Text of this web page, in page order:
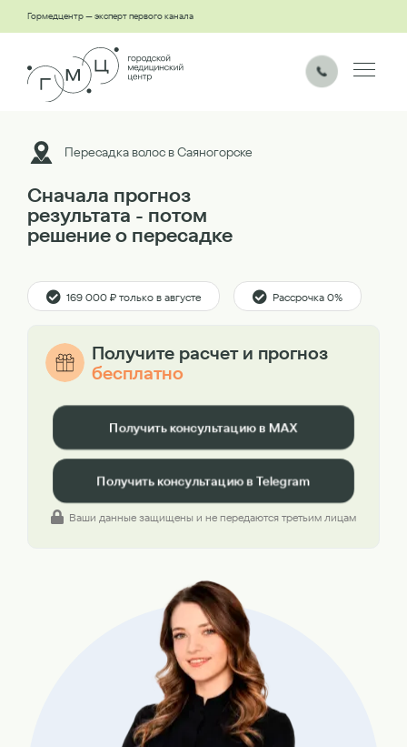
Гормедцентр — эксперт первого канала
Пересадка волос в Саяногорске
Сначала прогноз
результата - потом
решение о пересадке
169 000 ₽ только в августе Рассрочка 0%
Получите расчет и прогноз
бесплатно
Получить консультацию в MAX
Получить консультацию в Telegram
Ваши данные защищены и не передаются третьим лицам